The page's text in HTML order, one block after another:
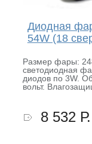
Диодная
54W (18
Размер фары:
светодиодная
диодов по 3W.
вольт.
8 532 Р.